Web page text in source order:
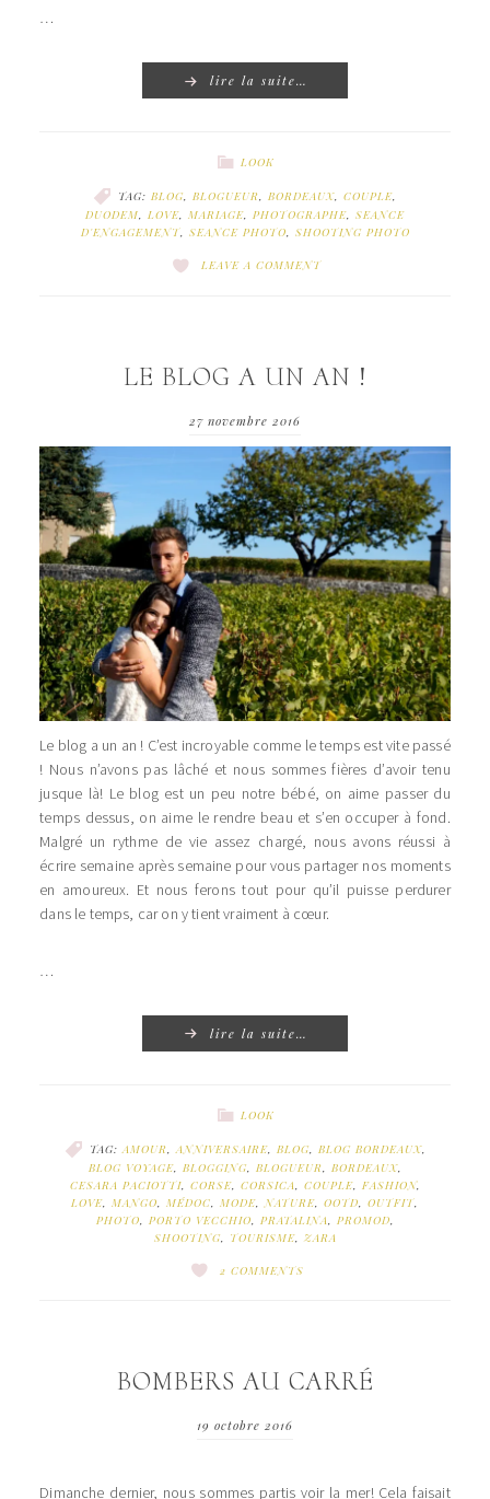
…
lire la suite…
LOOK
TAG: BLOG, BLOGUEUR, BORDEAUX, COUPLE,
DUODEM, LOVE, MARIAGE, PHOTOGRAPHE, SEANCE
D'ENGAGEMENT, SEANCE PHOTO, SHOOTING PHOTO
LEAVE A COMMENT
LE BLOG A UN AN !
27 novembre 2016
Le blog a un an ! C’est incroyable comme le temps est vite passé
! Nous n’avons pas lâché et nous sommes fières d’avoir tenu
jusque là! Le blog est un peu notre bébé, on aime passer du
temps dessus, on aime le rendre beau et s’en occuper à fond.
Malgré un rythme de vie assez chargé, nous avons réussi à
écrire semaine après semaine pour vous partager nos moments
en amoureux. Et nous ferons tout pour qu’il puisse perdurer
dans le temps, car on y tient vraiment à cœur.
…
lire la suite…
LOOK
TAG: AMOUR ANNIVERSAIRE, BLOG, BLOG BORDEAUX,
BLOG VOYAGE, BLOGGING, BLOGUEUR BORDEAUX,
CESARA PACIOTTI, CORSE, CORSICA COUPLE, FASHION,
LOVE MANGO MÉDOC MODE NATURE OOTD OUTFIT
PHOTO
PORTO VECCHIO PRATALINA PROMOD
SHOOTING, TOURISME, ZARA
2 COMMENTS
BOMBERS AU CARRÉ
19 octobre 2016
Dimanche dernier, nous sommes partis voir la mer! Cela faisait